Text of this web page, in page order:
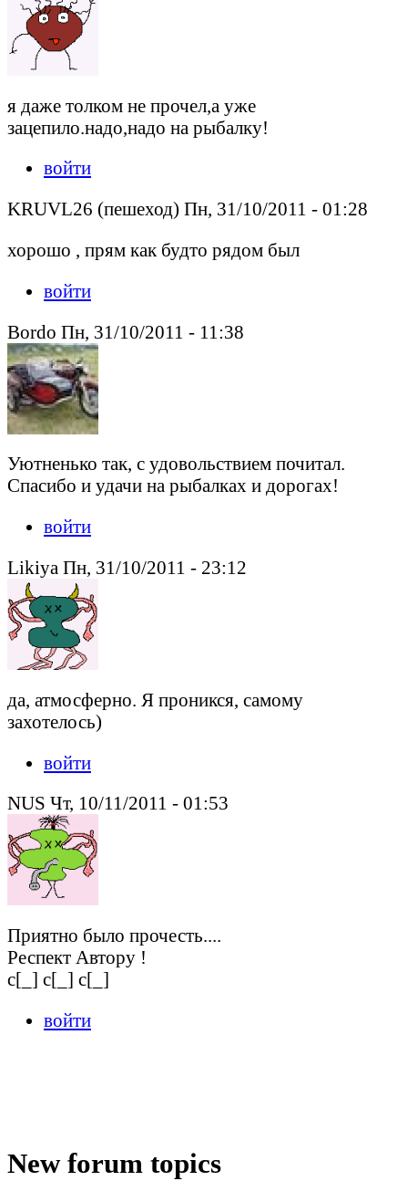
я даже толком не прочел,а уже
зацепило.надо,надо на рыбалку!
войти
KRUVL26 (пешеход) Пн, 31/10/2011 - 01:28
хорошо , прям как будто рядом был
войти
Bordo Пн, 31/10/2011 - 11:38
Уютненько так, с удовольствием почитал.
Спасибо и удачи на рыбалках и дорогах!
войти
Likiya Пн, 31/10/2011 - 23:12
да, атмосферно. Я проникся, самому
захотелось)
войти
NUS Чт, 10/11/2011 - 01:53
Приятно было прочесть....
Респект Автору !
c[_] c[_] c[_]
войти
New forum topics